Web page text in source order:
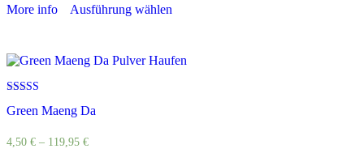
More info Ausführung wählen
mit
Green Maeng Da
4,50 € – 119,95 €